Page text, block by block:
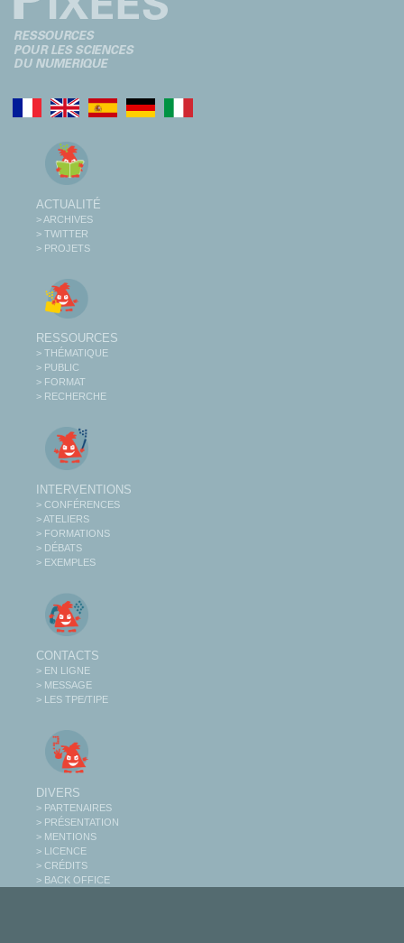
ACTUALITÉ
> ARCHIVES
> TWITTER
> PROJETS
RESSOURCES
> THÉMATIQUE
> PUBLIC
> FORMAT
> RECHERCHE
INTERVENTIONS
> CONFÉRENCES
> ATELIERS
> FORMATIONS
> DÉBATS
> EXEMPLES
CONTACTS
> EN LIGNE
> MESSAGE
> LES TPE/TIPE
DIVERS
> PARTENAIRES
> PRÉSENTATION
> MENTIONS
> LICENCE
> CRÉDITS
> BACK OFFICE